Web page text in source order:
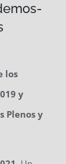
los
y
Plenos y